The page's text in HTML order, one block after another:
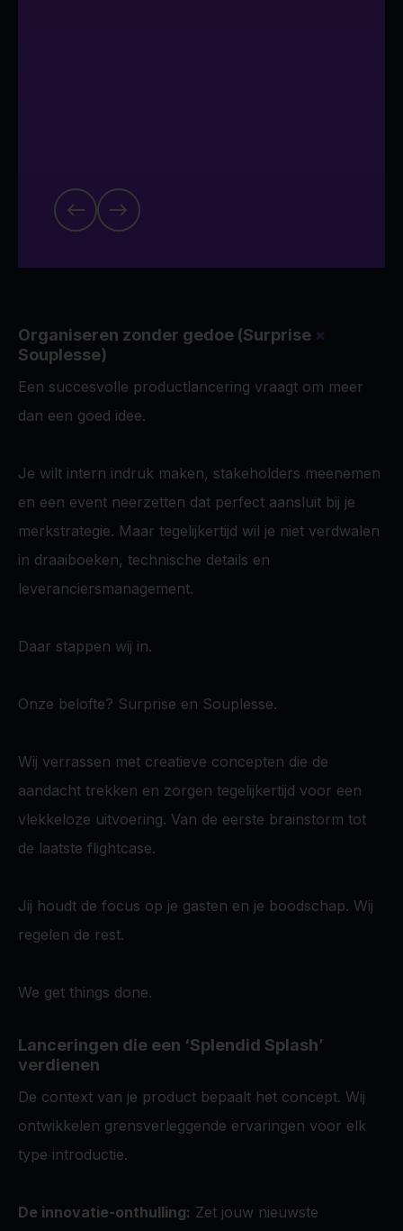
Organiseren zonder gedoe (Surprise ×
Souplesse)
Een succesvolle productlancering vraagt om meer
dan een goed idee.
Je wilt intern indruk maken, stakeholders meenemen
en een event neerzetten dat perfect aansluit bij je
merkstrategie. Maar tegelijkertijd wil je niet verdwalen
in draaiboeken, technische details en
leveranciersmanagement.
Daar stappen wij in.
Onze belofte? Surprise en Souplesse.
Wij verrassen met creatieve concepten die de
aandacht trekken en zorgen tegelijkertijd voor een
vlekkeloze uitvoering. Van de eerste brainstorm tot
de laatste flightcase.
Jij houdt de focus op je gasten en je boodschap. Wij
regelen de rest.
We get things done.
Lanceringen die een ‘Splendid Splash’
verdienen
De context van je product bepaalt het concept. Wij
ontwikkelen grensverleggende ervaringen voor elk
type introductie.
De innovatie-onthulling: Zet jouw nieuwste